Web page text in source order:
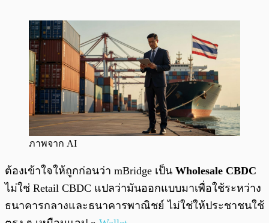
ภาพจาก AI
ต้องเข้าใจให้ถูกก่อนว่า mBridge เป็น Wholesale CBDC
ไม่ใช่ Retail CBDC แปลว่ามันออกแบบมาเพื่อใช้ระหว่าง
ธนาคารกลางและธนาคารพาณิชย์ ไม่ใช่ให้ประชาชนใช้